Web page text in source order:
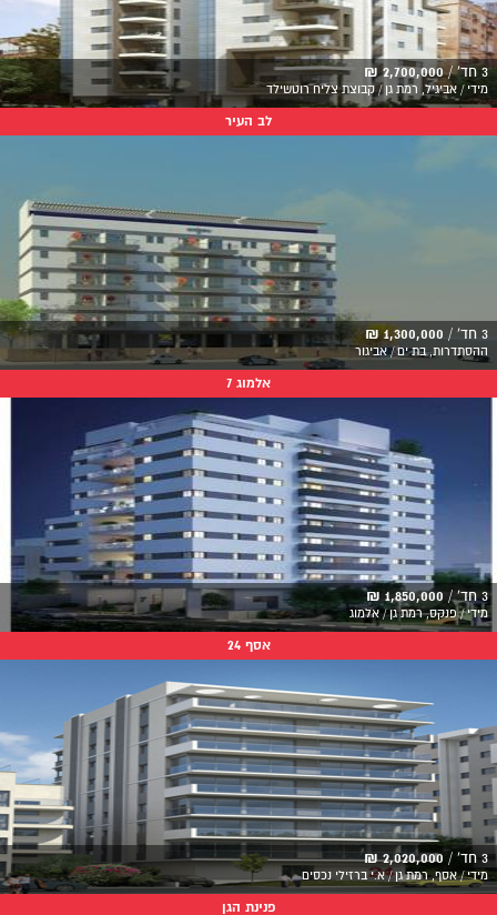
3 חד' / 2,700,000 ₪
מידי / אביגיל, רמת גן / קבוצת צליח רוטשילד
לב העיר
3 חד' / 1,300,000 ₪
ההסתדרות, בת ים / אביגור
אלמוג 7
3 חד' / 1,850,000 ₪
מידי / פנקס, רמת גן / אלמוג
אסף 24
3 חד' / 2,020,000 ₪
מידי / אסף, רמת גן / א.י ברזילי נכסים
פנינת הגן